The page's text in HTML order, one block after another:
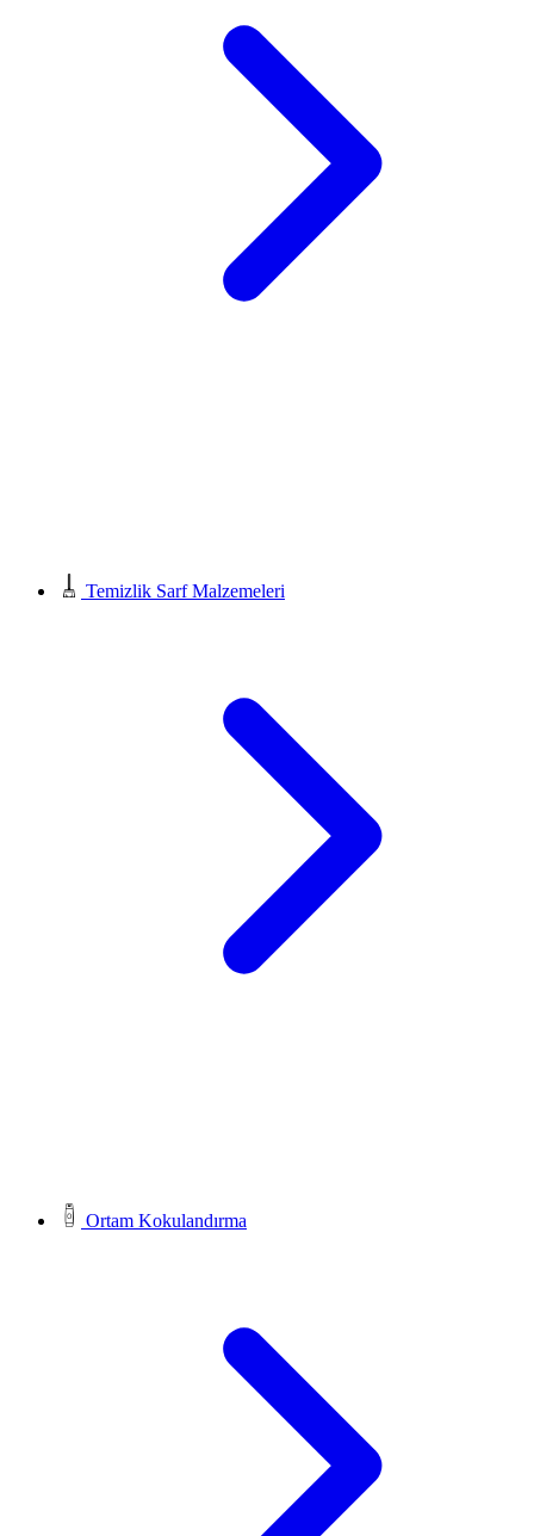
Temizlik Sarf Malzemeleri
Ortam Kokulandırma